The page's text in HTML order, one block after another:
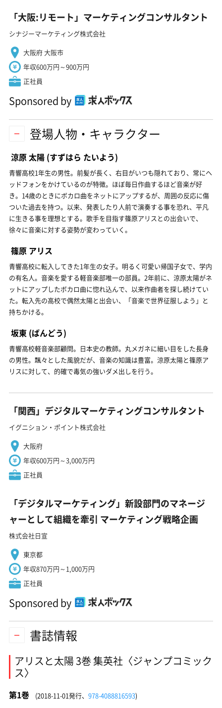
「大阪:リモート」マーケティングコンサルタント
シナジーマーケティング株式会社
大阪府 大阪市
年収600万円～900万円
正社員
Sponsored by
登場人物・キャラクター
涼原 太陽 (すずはら たいよう)
青響高校1年生の男性。前髪が長く、右目がいつも隠れており、常にヘ
ッドフォンをかけているのが特徴。ほぼ毎日作曲するほど音楽が好
き。14歳のときにボカロ曲をネットにアップするが、周囲の反応に傷
ついた過去を持つ。以来、発表したり人前で演奏する事を恐れ、平凡
に生きる事を理想とする。歌手を目指す篠原アリスとの出会いで、
徐々に音楽に対する姿勢が変わっていく。
篠原 アリス
青響高校に転入してきた1年生の女子。明るく可愛い帰国子女で、学内
の有名人。音楽を愛する軽音楽部唯一の部員。2年前に、涼原太陽がネ
ットにアップしたボカロ曲に惚れ込んで、以来作曲者を探し続けてい
た。転入先の高校で偶然太陽と出会い、「音楽で世界征服しよう」と
持ちかける。
坂東 (ばんどう)
青響高校軽音楽部顧問。日本史の教師。丸メガネに細い目をした長身
の男性。飄々とした風貌だが、音楽の知識は豊富。涼原太陽と篠原ア
リスに対して、的確で毒気の強いダメ出しを行う。
「関西」デジタルマーケティングコンサルタント
イグニション・ポイント株式会社
大阪府
年収600万円～3,000万円
正社員
「デジタルマーケティング」新設部門のマネージ
ャーとして組織を牽引 マーケティング戦略企画
株式会社日宣
東京都
年収870万円～1,000万円
正社員
Sponsored by
書誌情報
アリスと太陽 3巻 集英社〈ジャンプコミック
ス〉
第1巻 (2018-11-01発行、 978-4088816593)